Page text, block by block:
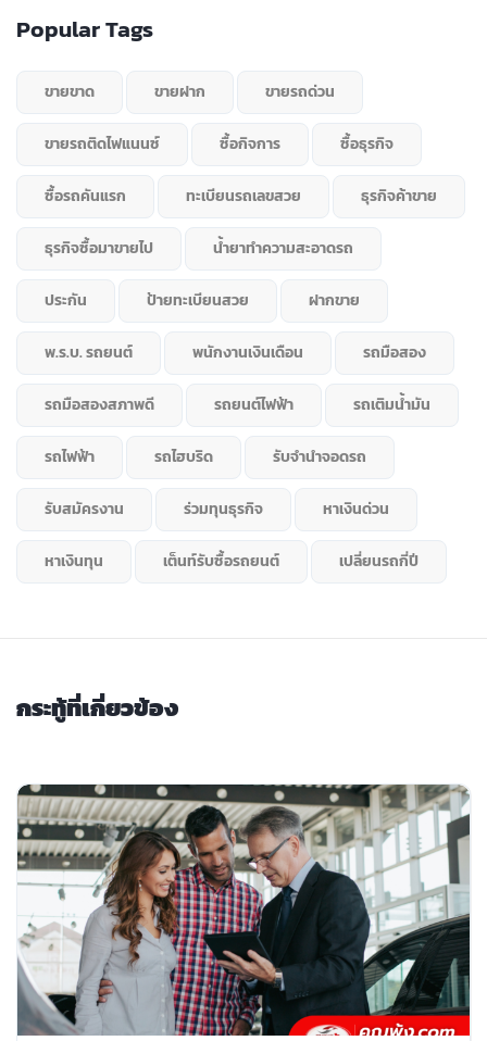
Popular Tags
ขายขาด ขายฝาก ขายรถด่วน
ขายรถติดไฟแนนซ์ ซื้อกิจการ ซื้อธุรกิจ
ซื้อรถคันแรก ทะเบียนรถเลขสวย ธุรกิจค้าขาย
ธุรกิจซื้อมาขายไป น้ำยาทำความสะอาดรถ
ประกัน ป้ายทะเบียนสวย ฝากขาย
พ.ร.บ. รถยนต์ พนักงานเงินเดือน รถมือสอง
รถมือสองสภาพดี รถยนต์ไฟฟ้า รถเติมน้ำมัน
รถไฟฟ้า รถไฮบริด รับจำนำจอดรถ
รับสมัครงาน ร่วมทุนธุรกิจ หาเงินด่วน
หาเงินทุน เต็นท์รับซื้อรถยนต์ เปลี่ยนรถกี่ปี
กระทู้ที่เกี่ยวข้อง